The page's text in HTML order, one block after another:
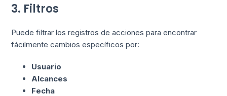
3. Filtros
Puede filtrar los registros de acciones para encontrar
fácilmente cambios específicos por:
Usuario
Alcances
Fecha